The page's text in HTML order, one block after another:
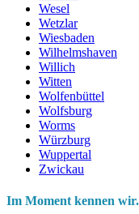
Wesel
Wetzlar
Wiesbaden
Wilhelmshaven
Willich
Witten
Wolfenbüttel
Wolfsburg
Worms
Würzburg
Wuppertal
Zwickau
Im Moment kennen